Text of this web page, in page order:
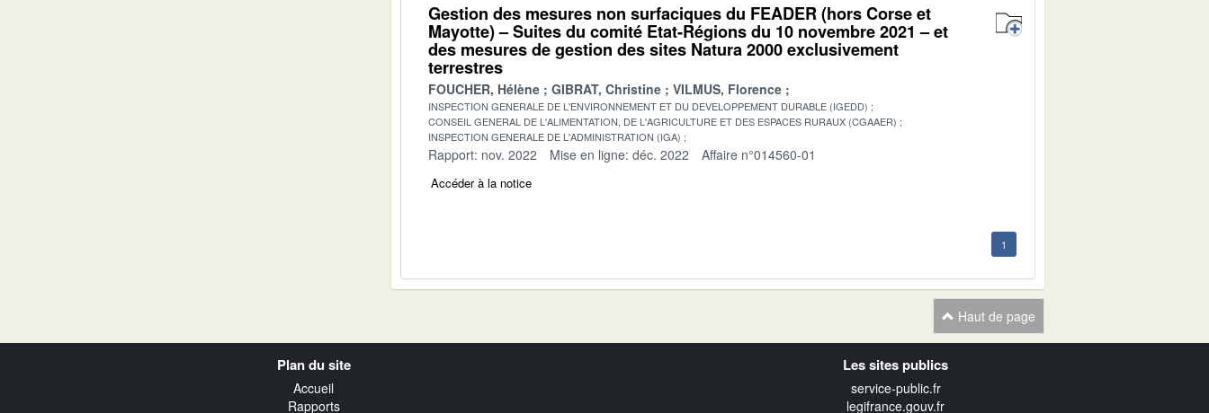
Gestion des mesures non surfaciques du FEADER (hors Corse et
Mayotte) – Suites du comité Etat-Régions du 10 novembre 2021 – et
des mesures de gestion des sites Natura 2000 exclusivement
terrestres
FOUCHER, Hélène GIBRAT, Christine VILMUS, Florence
INSPECTION GENERALE DE L'ENVIRONNEMENT ET DU DEVELOPPEMENT DURABLE (IGEDD)
CONSEIL GENERAL DE L'ALIMENTATION, DE L'AGRICULTURE ET DES ESPACES RURAUX (CGAAER)
INSPECTION GENERALE DE L'ADMINISTRATION (IGA)
Rapport: nov. 2022 Mise en ligne: déc. 2022 Affaire n°014560-01
Accéder à la notice
1
Haut de page
Plan du site
Accueil
Rapports
Les sites publics
service-public.fr
legifrance.gouv.fr